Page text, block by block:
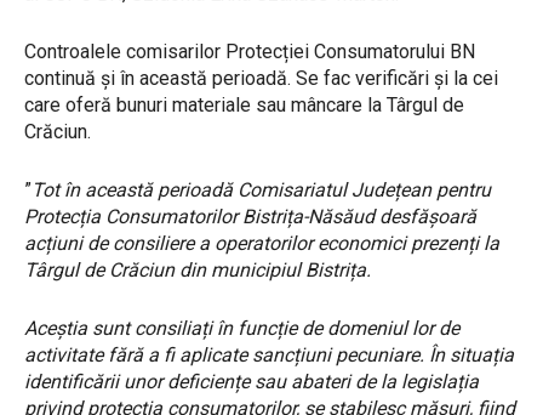
Controalele comisarilor Protecției Consumatorului BN
continuă și în această perioadă. Se fac verificări și la cei
care oferă bunuri materiale sau mâncare la Târgul de
Crăciun.
”Tot în această perioadă Comisariatul Județean pentru
Protecția Consumatorilor Bistrița-Năsăud desfășoară
acțiuni de consiliere a operatorilor economici prezenți la
Târgul de Crăciun din municipiul Bistrița.
Aceștia sunt consiliați în funcție de domeniul lor de
activitate fără a fi aplicate sancțiuni pecuniare. În situația
identificării unor deficiențe sau abateri de la legislația
privind protecția consumatorilor, se stabilesc măsuri, fiind